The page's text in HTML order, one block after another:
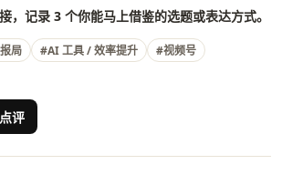
，记录 3 个你能马上借鉴的选题或表达方式。
局 #AI 工具 / 效率提升
#视频号
评